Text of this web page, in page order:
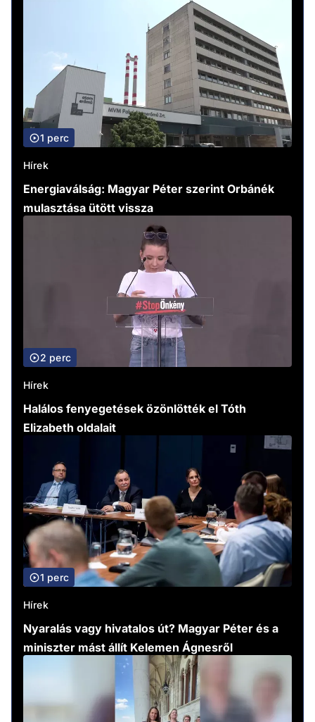
1 perc
Hírek
Energiaválság: Magyar Péter szerint Orbánék
mulasztása ütött vissza
2 perc
Hírek
Halálos fenyegetések özönlötték el Tóth
Elizabeth oldalait
1 perc
Hírek
Nyaralás vagy hivatalos út? Magyar Péter és a
miniszter mást állít Kelemen Ágnesről